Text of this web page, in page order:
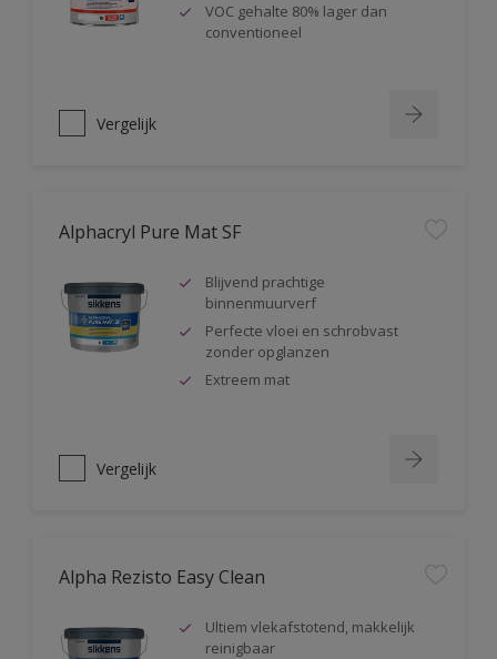
VOC gehalte 80% lager dan
conventioneel
Vergelijk
Alphacryl Pure Mat SF
Blijvend prachtige
binnenmuurverf
Perfecte vloei en schrobvast
zonder opglanzen
Extreem mat
Vergelijk
Alpha Rezisto Easy Clean
Ultiem vlekafstotend, makkelijk
reinigbaar